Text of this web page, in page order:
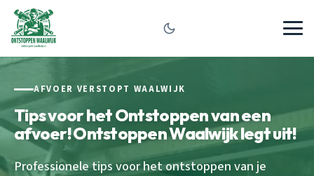
AFVOER VERSTOPT WAALWIJK
Tips voor het Ontstoppen van een
afvoer! Ontstoppen Waalwijk legt uit!
Professionele tips voor het ontstoppen van je